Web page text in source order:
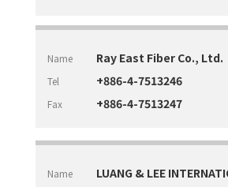
Name
Ray East Fiber Co., Ltd.
Tel +886-4-7513246
Fax +886-4-7513247
Name
LUANG & LEE